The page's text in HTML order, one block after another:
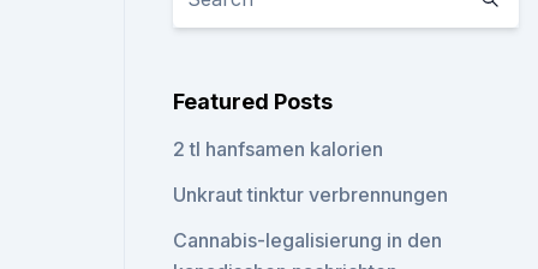
Featured Posts
2 tl hanfsamen kalorien
Unkraut tinktur verbrennungen
Cannabis-legalisierung in den